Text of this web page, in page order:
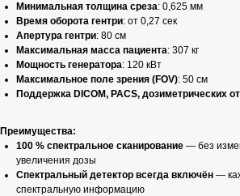
Минимальная толщина среза: 0,625 мм
Время оборота гентри: от 0,27 сек
Апертура гентри: 80 см
Максимальная масса пациента: 307 кг
Мощность генератора: 120 кВт
Максимальное поле зрения (FOV): 50 см
Поддержка DICOM, PACS, дозиметрических
Преимущества:
100 % спектральное сканирование — без
увеличения дозы
Спектральный детектор всегда включён —
спектральную информацию